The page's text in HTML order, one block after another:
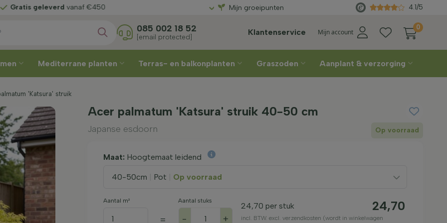
uw leverweek Gratis geleverdvanaf €450 Rechtstreeks
Mijn groeipunten 4.1/5
Klantenservice Mijn account
0
085 002 18 52
[email protected]
Mediterrane planten Terras- en balkonplanten Graszoden Aanplant & verzorging
'Katsura' struik
Acer palmatum 'Katsura' struik 40-50 cm
Japanse esdoorn Op voorraad
Maat: Hoogtemaat leidend
40-50cm Pot Op voorraad
Aantal m²
=
Aantal stuks
- +
24,70 per stuk 24,70
incl. BTW. excl. verzendkosten (wordt in winkelwagen